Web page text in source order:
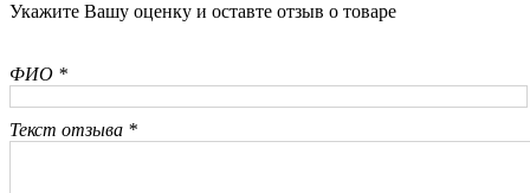
Укажите Вашу оценку и оставте отзыв о товаре
ФИО *
Текст отзыва *